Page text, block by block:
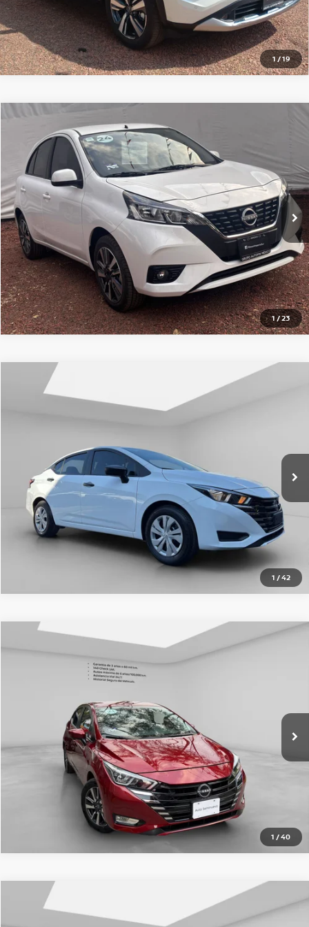
1 /19
1/23
NISSAN MARCH5P ADVANCE L41.6 AUT
Nissan Imperio Sur
VIN: 3N1CK3CE3RL212006Valores:SI000000000000004998
1,167 km Ext. Int.
Precio: $259,000
OBTÉN UNA COTIZACIÓN
CLICK TO CALL
Comparar vehículo
1 /42
NISSAN VERSA 4P SENSE L41.6 AUT
48,200 km Int.
OBTÉN UNA COTIZACIÓN
CLICK TO CALL
Comparar vehículo
1 /40
NISSAN VERSA4P ADVANCE L41.6 AUT
Nissan Imperio Coapa
Ext.
OBTÉN UNA COTIZACIÓN
CLICK TO CALL
Comparar vehículo
NISSAN VERSA 4P ADVANCE L41.6 MAN
Comparar vehículo